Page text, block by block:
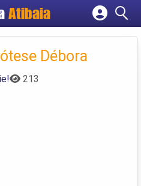
Atibaia
empresa
conta Débora
213